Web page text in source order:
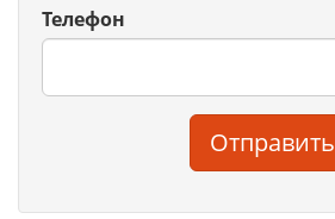
Телефон
Отправить